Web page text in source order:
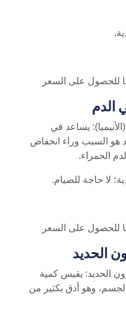
للحصول على السعر
يساعد في
هو السبب وراء انخفاض
الحمراء.
لا حاجة للصيام.
للحصول على السعر
الحديد: يقيس كمية
الجسم، وهو أدق بكثير من